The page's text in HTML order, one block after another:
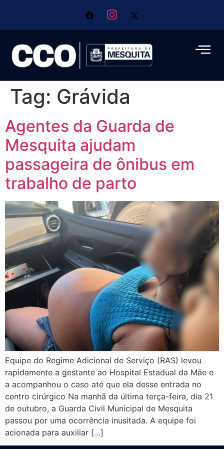
Tag: Grávida
Agentes da Guarda de
Mesquita ajudam
passageira de ônibus em
trabalho de parto
Equipe do Regime Adicional de Serviço (RAS) levou
rapidamente a gestante ao Hospital Estadual da Mãe e
a acompanhou o caso até que ela desse entrada no
centro cirúrgico Na manhã da última terça-feira, dia 21
de outubro, a Guarda Civil Municipal de Mesquita
passou por uma ocorrência inusitada. A equipe foi
acionada para auxiliar […]